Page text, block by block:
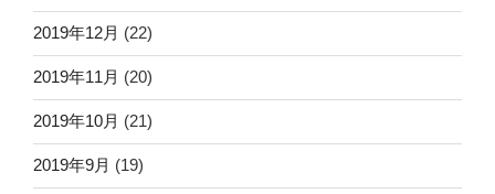
2019年12月 (22)
2019年11月 (20)
2019年10月 (21)
2019年9月 (19)